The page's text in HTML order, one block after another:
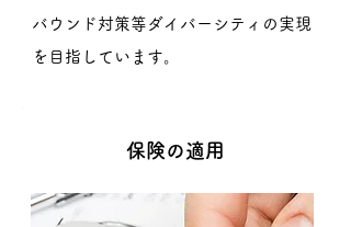
バウンド対策等ダイバーシティの実現
を目指しています。
保険の適用